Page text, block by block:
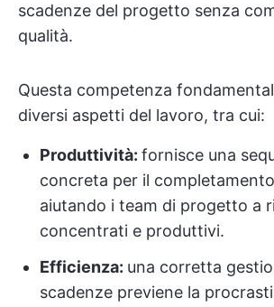
scadenze del progetto senza
qualità.
Questa competenza
diversi aspetti del lavoro, tra cui:
Produttività: fornisce una
concreta per il
aiutando i team di progetto a
concentrati e produttivi.
Efficienza: una corretta
scadenze previene la